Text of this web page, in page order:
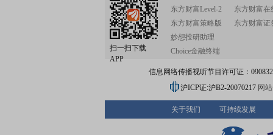
扫一扫下载
APP
东方财富Level-2
东方财富策略版
妙想投研助理
Choice金融终端
东方财富在
东方财富证
信息网络传播视听节目许可证：
沪ICP证:沪B2-20070217 网
关于我们 可持续发展